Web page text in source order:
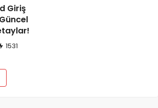
Giriş
1531